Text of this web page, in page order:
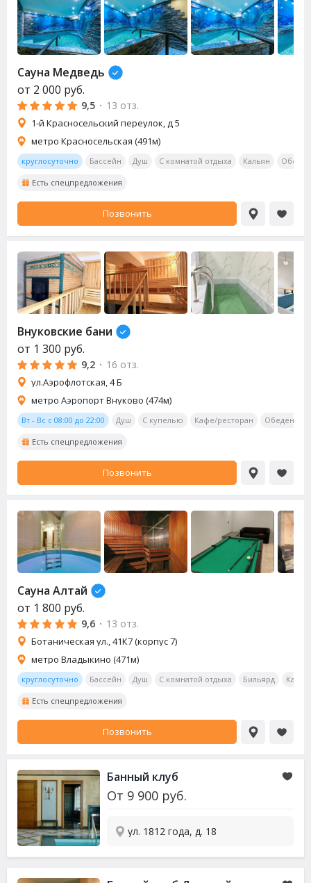
Сауна Медведь
от 2 000 руб.
9,5 · 13 отз.
1-й Красносельский переулок, д 5
метро Красносельская (491м)
круглосуточно Бассейн Душ С комнатой отдыха Кальян
Есть спецпредложения
Позвонить
Внуковские бани
от 1 300 руб.
9,2 · 16 отз.
ул.Аэрофлотская, 4 Б
метро Аэропорт Внуково (474м)
Вт - Вс с 08:00 до 22:00 Душ С купелью Кафе/ресторан Обеденная
Есть спецпредложения
Позвонить
Сауна Алтай
от 1 800 руб.
9,6 · 13 отз.
Ботаническая ул., 41К7 (корпус 7)
метро Владыкино (471м)
круглосуточно Бассейн Душ С комнатой отдыха Бильярд
Есть спецпредложения
Позвонить
Банный клуб
От 9 900 руб.
ул. 1812 года, д. 18